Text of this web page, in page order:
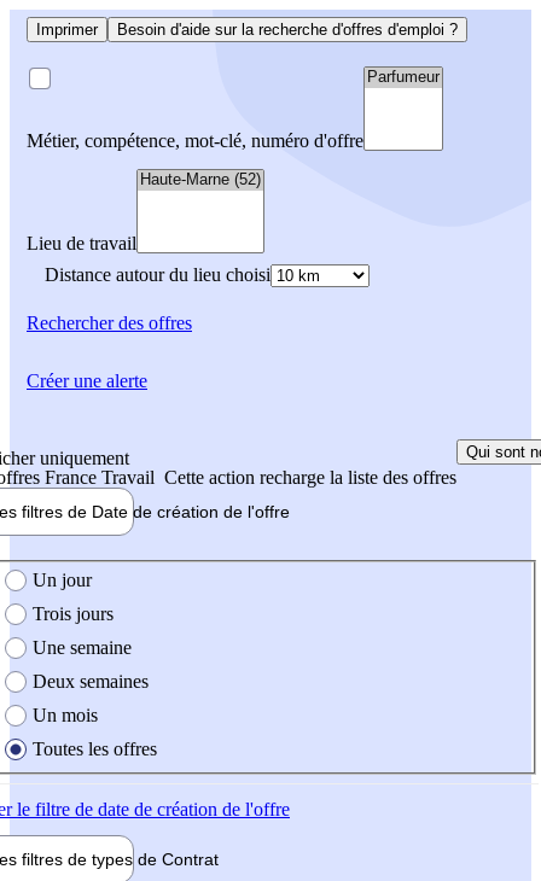
Imprimer Besoin d'aide sur la recherche d'offres d'emploi ?
Métier, compétence, mot-clé, numéro d'offre
Lieu de travail
Distance autour du lieu choisi
Rechercherdes offres
uniquement
France Travail Cette action recharge la liste des offres
Qui sont
filtres de Date de création de l'offre
création de l'offre
Un jour
Trois jours
Une semaine
Deux semaines
Un mois
Toutes les offres
le filtre de date de création de l'offre
filtres de types de Contrat
Créer une alerte